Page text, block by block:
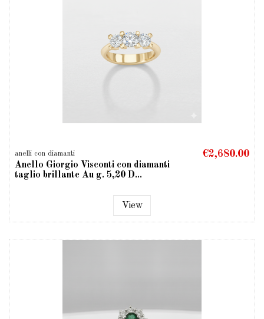
anelli con diamanti
Anello Giorgio Visconti con diamanti
taglio brillante Au g. 5,20 D...
€2,680.00
View